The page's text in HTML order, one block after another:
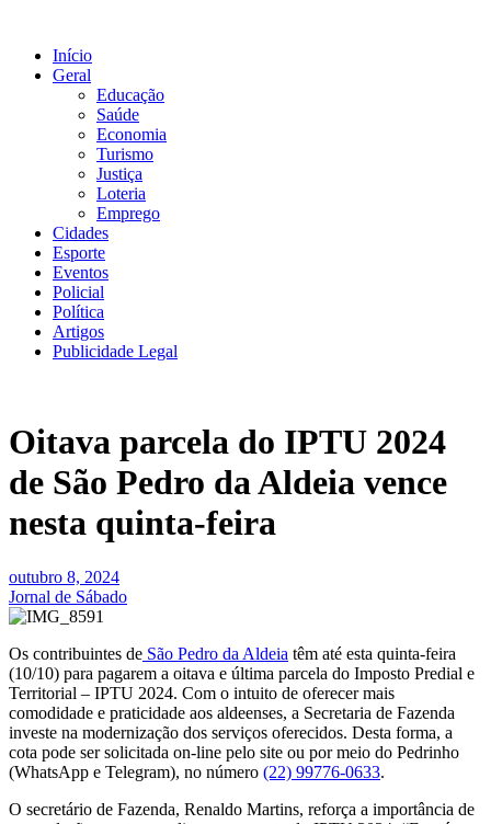
conteúdo
Início
Geral
Educação
Saúde
Economia
Turismo
Justiça
Loteria
Emprego
Cidades
Esporte
Eventos
Policial
Política
Artigos
Publicidade Legal
Oitava parcela do IPTU 2024
de São Pedro da Aldeia vence
nesta quinta-feira
outubro 8, 2024
Jornal de Sábado
Os contribuintes de São Pedro da Aldeia têm até esta quinta-feira
(10/10) para pagarem a oitava e última parcela do Imposto Predial e
Territorial – IPTU 2024. Com o intuito de oferecer mais
comodidade e praticidade aos aldeenses, a Secretaria de Fazenda
investe na modernização dos serviços oferecidos. Desta forma, a
cota pode ser solicitada on-line pelo site ou por meio do Pedrinho
(WhatsApp e Telegram), no número (22) 99776-0633.
O secretário de Fazenda, Renaldo Martins, reforça a importância de